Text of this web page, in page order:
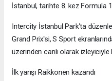
İstanbul, tarihte 8. kez Formula
Intercity İstanbul Park’ta
Grand Prix'si, S Sport
üzerinden canlı olarak izleyiciyle
İlk yarışı Raikkonen kazandı